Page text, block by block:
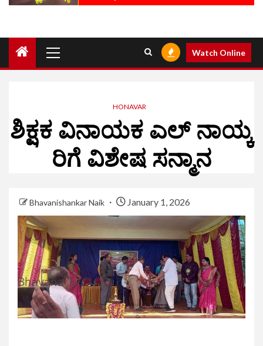
Watch Online
HONAVAR
ಶಿಕ್ಷಕ ವಿನಾಯಕ ಎಲ್ ನಾಯ್ಕ
ರಿಗೆ ವಿಶೇಷ ಸನ್ಮಾನ
Bhavanishankar Naik January 1, 2026